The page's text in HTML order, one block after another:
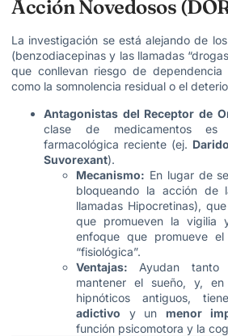
Acción Novedosos
La investigación se está alejando de
(benzodiacepinas y las llamadas
que conllevan riesgo de
como la somnolencia residual o el
Antagonistas del Receptor de
clase de medicamentos
farmacológica reciente (ej.
Suvorexant).
Mecanismo: En lugar de
bloqueando la acción de
llamadas Hipocretinas),
que promueven la vigilia
enfoque que promueve
“fisiológica”.
Ventajas: Ayudan
mantener el sueño, y,
hipnóticos antiguos,
adictivo y un menor
función psicomotora y la